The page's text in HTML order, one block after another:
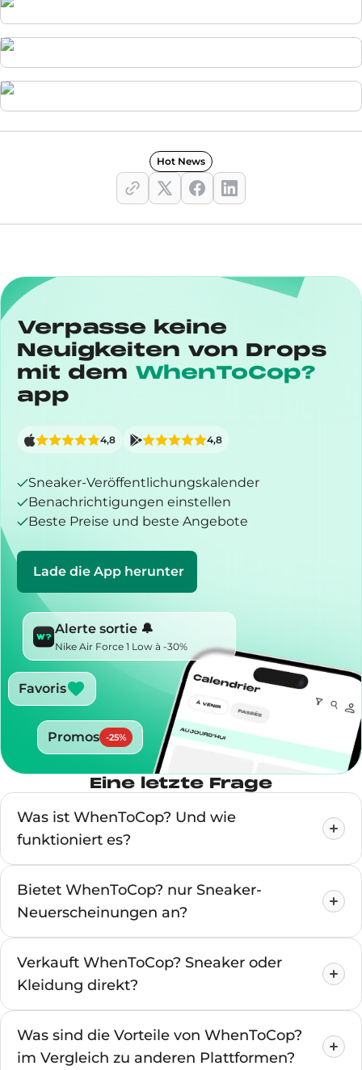
Hot News
Verpasse keine
Neuigkeiten von Drops
mit dem WhenToCop?
app
Sneaker-Veröffentlichungskalender
Benachrichtigungen einstellen
Beste Preise und beste Angebote
Lade die App herunter
4,8 4,8
Alerte sortie 🔔
Nike Air Force 1 Low à -30%
Favoris
Promos -25%
Eine letzte Frage
Was ist WhenToCop? Und wie
funktioniert es?
Bietet WhenToCop? nur Sneaker-
Neuerscheinungen an?
Verkauft WhenToCop? Sneaker oder
Kleidung direkt?
Was sind die Vorteile von WhenToCop?
im Vergleich zu anderen Plattformen?